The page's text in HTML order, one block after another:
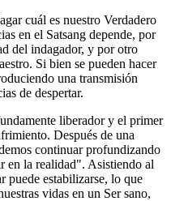
cuál es nuestro Verdadero
en el Satsang depende, por
del indagador, y por otro
Si bien se pueden hacer
una transmisión
de despertar.
liberador y el primer
Después de una
continuar profundizando
en la realidad". Asistiendo al
puede estabilizarse, lo que
vidas en un Ser sano,